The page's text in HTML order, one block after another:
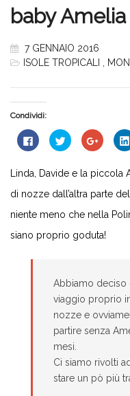
baby Amelia
7 GENNAIO 2016
ISOLE TROPICALI
Condividi:
Fai
clic
su
Facebook
apre
una
nuova
finestra)
Fai
clic
condividere
su
Twitter
(Si
in
una
finestra)
Fai
clic
su
Google+
(Si
in
una
nuova
finestra)
Linda, Davide e la
di nozze dall’altra parte
niente meno che nella
siano proprio goduta!
Abbiamo deciso
viaggio proprio
nozze e
partire senza
mesi.
Ci siamo rivolti
stare un pò più